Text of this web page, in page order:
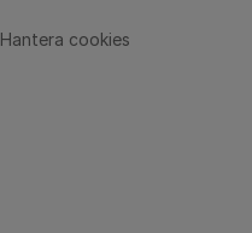
Hantera cookies